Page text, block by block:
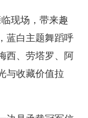
现场，带来趣
蓝白主题舞蹈呼
西、劳塔罗、阿
与收藏价值拉